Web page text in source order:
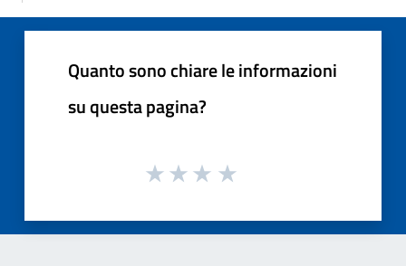
Quanto sono chiare le informazioni
su questa pagina?